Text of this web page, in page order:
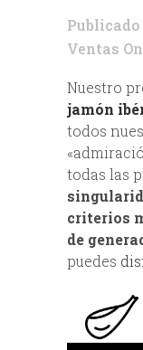
Publicado
Ventas
Nuestro
jamón
todos
todas las
criterios
de
puedes